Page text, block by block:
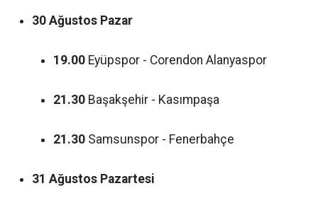
30 Ağustos Pazar
19.00 Eyüpspor - Corendon Alanyaspor
21.30 Başakşehir - Kasımpaşa
21.30 Samsunspor - Fenerbahçe
31 Ağustos Pazartesi